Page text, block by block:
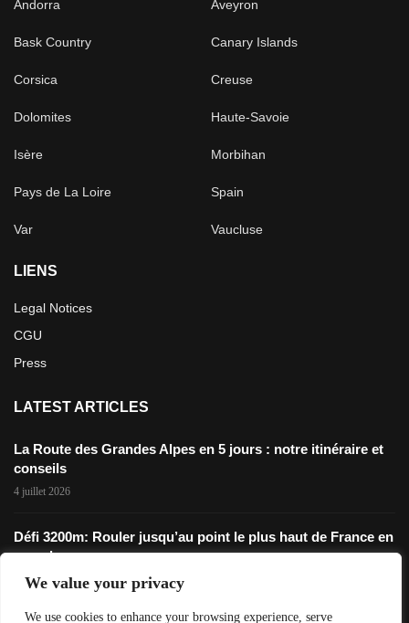
We value your privacy
We use cookies to enhance your browsing experience, serve
Andorra Aveyron
Bask Country Canary Islands
Corsica Creuse
Dolomites Haute-Savoie
Isère Morbihan
Pays de La Loire Spain
Var Vaucluse
LIENS
Legal Notices
CGU
Press
LATEST ARTICLES
La Route des Grandes Alpes en 5 jours : notre itinéraire et
conseils
4 juillet 2026
Défi 3200m: Rouler jusqu’au point le plus haut de France en
gravel
28 novembre 2025